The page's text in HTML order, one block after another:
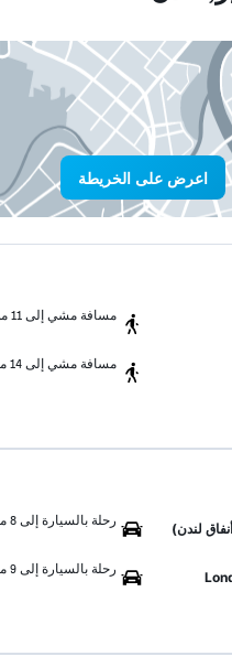
اعرض على الخريطة
مسافة مشي إلى 11 من الدقائق
مسافة مشي إلى 14 من الدقائق
لندن)
رحلة بالسيارة إلى 8 من الدقائق
رحلة بالسيارة إلى 9 من الدقائق